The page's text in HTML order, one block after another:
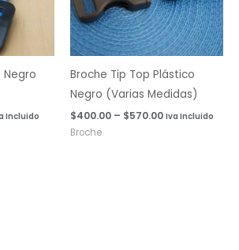
Negro
Incluido
Broche Tip Top Plástico
Negro (Varias Medidas)
$400.00 – $570.00 Iva Incluido
Broche